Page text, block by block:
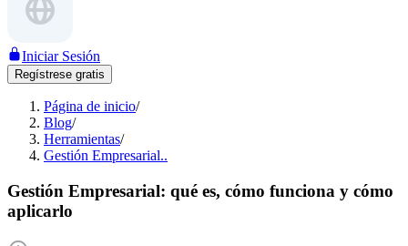
Iniciar Sesión
Regístrese gratis
Página de inicio/
Blog/
Herramientas/
Gestión Empresarial..
Gestión Empresarial: qué es, cómo funciona y cómo
aplicarlo